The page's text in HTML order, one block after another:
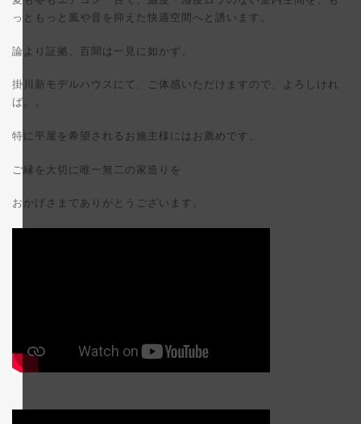
っともっと風や音を抑えた快適空間へと誘います。
論より証拠、百聞は一見に如かず。
掛川新モデルハウスにて、ご体感いただけますので、よろしけれ
ば。。
特に平屋を希望されるお施主様にはお薦めです。
ご縁を大切に唯一無二の家造りを
おかげさまでありがとうございます。